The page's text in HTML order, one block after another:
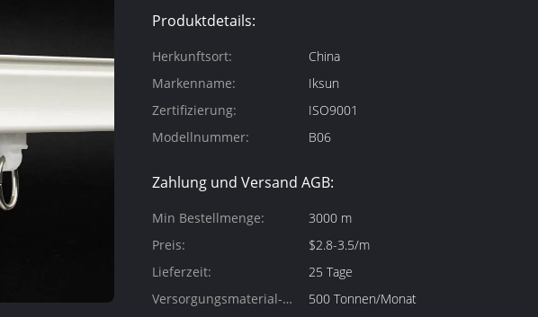
Produktdetails:
Herkunftsort:
China
Markenname:
Iksun
Zertifizierung:
ISO9001
Modellnummer:
B06
Zahlung und Versand AGB:
Min Bestellmenge:
3000 m
Preis:
$2.8-3.5/m
Lieferzeit:
25 Tage
Versorgungsmaterial-
500 Tonnen/Monat